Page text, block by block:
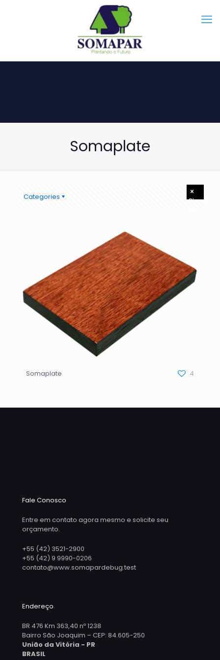
Somaplate
Categories
Show
Somaplate 4
Fale Conosco
Entre em contato agora mesmo e solicite seu
orçamento.
+55 (42) 3521-2900
+55 (42) 9 9990-0206
contato@www.somapardebug.test
Endereço
BR 476 Km 363,40 nº 1238
Bairro São Joaquim – CEP: 84.605-250
União da Vitória - PR
BRASIL